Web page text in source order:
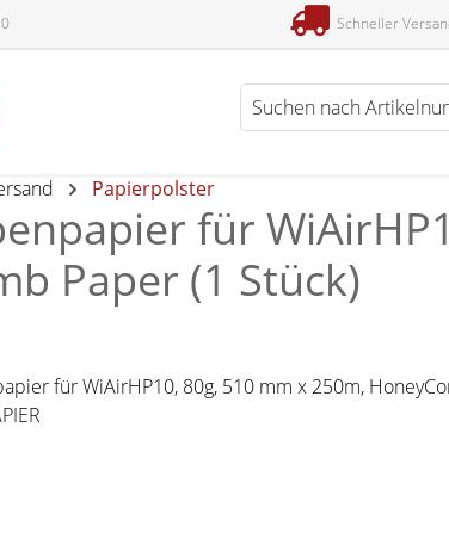
Schneller
Papierpolster
für
Paper (1 Stück)